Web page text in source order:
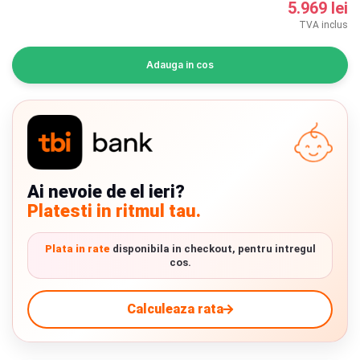
Informatii companie
Despre noi
Regulament giveaway
Showroom
Depozit
5.969 lei
TVA inclus
Adauga in cos
Ai nevoie de el ieri?
Platesti in ritmul tau.
Plata in ratedisponibila in checkout, pentru intregul
cos.
Calculeaza rata
Chrome cu detalii negre